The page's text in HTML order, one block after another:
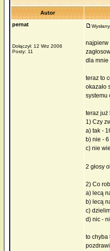
Autor
pernat
Dołączył: 12 Wrz 2006
Posty: 11
najpierw
dla mnie
teraz to
okazało
systemu
teraz już
1) Czy
a) tak -
b) nie - 6
c) nie
2 głosy
2) Co
a) lecą
b) lecą
c)
d) nic -
to chyba